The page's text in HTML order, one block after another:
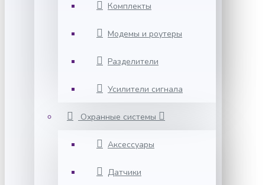
Комплекты
Модемы и роутеры
Разделители
Усилители сигнала
Охранные системы
Аксессуары
Датчики